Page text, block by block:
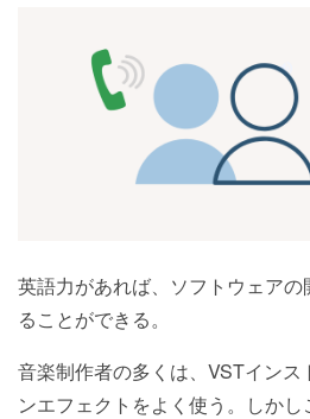
英語力があれば、ソフトウェア
ることができる。
音楽制作者の多くは、VSTインス
ンエフェクトをよく使う。しか